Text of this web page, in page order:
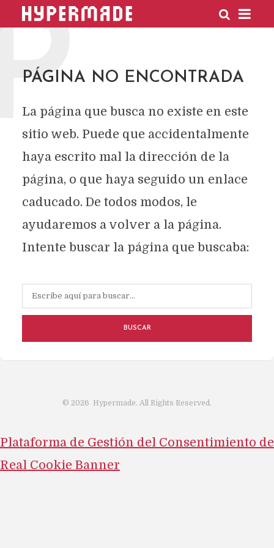
HYPERMADE
PÁGINA NO ENCONTRADA
La página que busca no existe en este
sitio web. Puede que accidentalmente
haya escrito mal la dirección de la
página, o que haya seguido un enlace
caducado. De todos modos, le
ayudaremos a volver a la página.
Intente buscar la página que buscaba:
BUSCAR
© 2026 Hypermade. All Rights Reserved.
Plataforma de Gestión del Consentimiento de
Real Cookie Banner